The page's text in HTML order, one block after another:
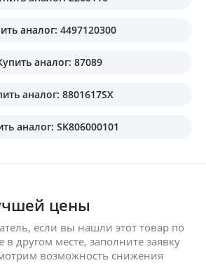
аналог: 4497120300
аналог: 87089
аналог: 8801617SX
аналог: SK806000101
цены
если вы нашли этот товар по
в другом месте, заполните заявку
возможность снижения